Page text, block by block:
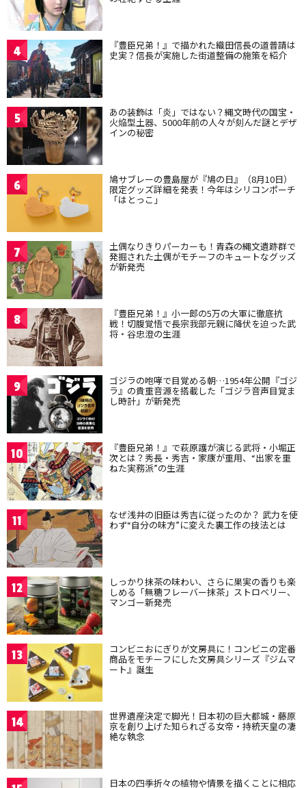
4 『豊臣兄弟！』で描かれた織田信長の道普請は
史実？信長が実施した街道整備の施策を紹介
5 あの装飾は「炎」ではない？縄文時代の国宝・
火焔型土器、5000年前の人々が刻んだ謎とデザ
インの秘密
6 鳩サブレーの豊島屋が『鳩の日』（8月10日）
限定グッズ詳細を発表！今年はシリコンポーチ
「はとっこ」
7 土偶なりきりパーカーも！青森の縄文遺跡群で
発掘された土偶がモチーフのキュートなグッズ
が新発売
8 『豊臣兄弟！』小一郎の5万の大軍に徹底抗
戦！切腹覚悟で長宗我部元親に降伏を迫った武
将・谷忠澄の生涯
9 ゴジラの咆哮で目覚める朝…1954年公開『ゴジ
ラ』の貴重音源を搭載した「ゴジラ音声目覚ま
し時計」が新発売
10 『豊臣兄弟！』で萩原護が演じる武将・小堀正
次とは？秀長・秀吉・家康が重用、“出家を重
ねた実務派”の生涯
11 なぜ浅井の旧臣は秀吉に従ったのか？ 武力を使
わず“自分の味方”に変えた裏工作の技法とは
12 しっかり抹茶の味わい、さらに果実の香りも楽
しめる「無糖フレーバー抹茶」ストロベリー、
マンゴー新発売
13 コンビニおにぎりが文房具に！コンビニの定番
商品をモチーフにした文房具シリーズ『ジムマ
ート』誕生
14 世界遺産決定で脚光！日本初の巨大都城・藤原
京を創り上げた知られざる女帝・持統天皇の凄
絶な執念
日本の四季折々の植物や情景を描くことに相応